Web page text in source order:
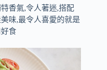
香氣,令人著迷,搭配
味,最令人喜愛的就是
食